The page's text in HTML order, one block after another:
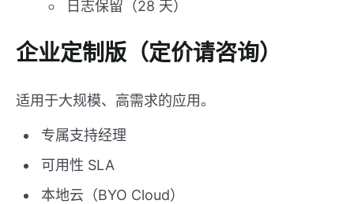
日志保留（28 天）
企业定制版（定价请咨询）
适用于大规模、高需求的应用。
专属支持经理
可用性 SLA
本地云（BYO Cloud）